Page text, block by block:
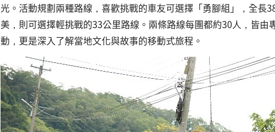
光。活動規劃兩種路線，喜歡挑戰的車友可選擇「勇腳組」，全長
美，則可選擇輕挑戰的33公里路線。兩條路線每團都約30人，皆
動，更是深入了解當地文化與故事的移動式旅程。